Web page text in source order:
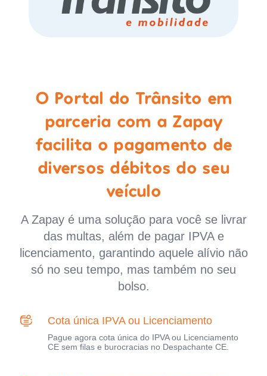
O Portal do Trânsito em
parceria com a Zapay
facilita o pagamento de
diversos débitos do seu
veículo
A Zapay é uma solução para você se livrar
das multas, além de pagar IPVA e
licenciamento, garantindo aquele alívio não
só no seu tempo, mas também no seu
bolso.
Cota única IPVA ou Licenciamento
Pague agora cota única do IPVA ou Licenciamento
CE sem filas e burocracias no Despachante CE.